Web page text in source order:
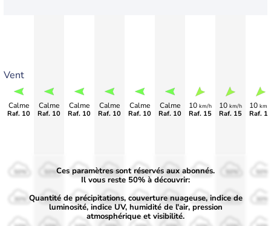
Vent
Calme
Raf. 10
Calme
Raf. 10
Calme
Raf. 10
Calme
Raf. 10
Calme
Raf. 10
Calme
Raf. 10
10 km/h
Raf. 15
10 km/h
Raf. 15
10 km/
Raf.
50%
30%
50%
30%
50%
30%
50%
30%
50%
30%
50%
30%
50%
30% 30% 30%
Ces paramètres sont réservés aux abonnés.
Il vous reste 50% à découvrir:
Quantité de précipitations, couverture nuageuse, indice de
luminosité, indice UV, humidité de l'air, pression
atmosphérique et visibilité.